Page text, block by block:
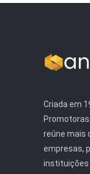
Criada em
reúne mais
empresas,
instituições